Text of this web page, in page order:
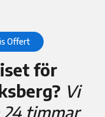
Offert
för
Vi
timmar